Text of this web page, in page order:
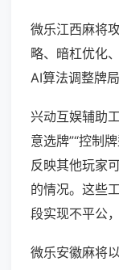
微乐江西麻将
略、暗杠优化
AI算法调整牌
兴动互娱辅助
意选牌”“控制
反映其他玩家
的情况。这些
段实现不平公，
微乐安徽麻将